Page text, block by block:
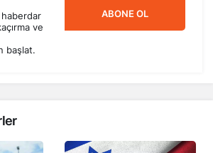
ve
başlat.
ABONE OL